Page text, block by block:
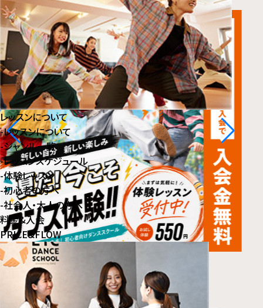
レッスンについて
-レッスンについて
-ジャンル⼀覧
-レッスンスケジュール
-体験レッスン
-初⼼者の⽅へ
-社会⼈・⼤⼈の⽅へ
料金&入会
PRICE&FLOW
ABOUT
スクールについて